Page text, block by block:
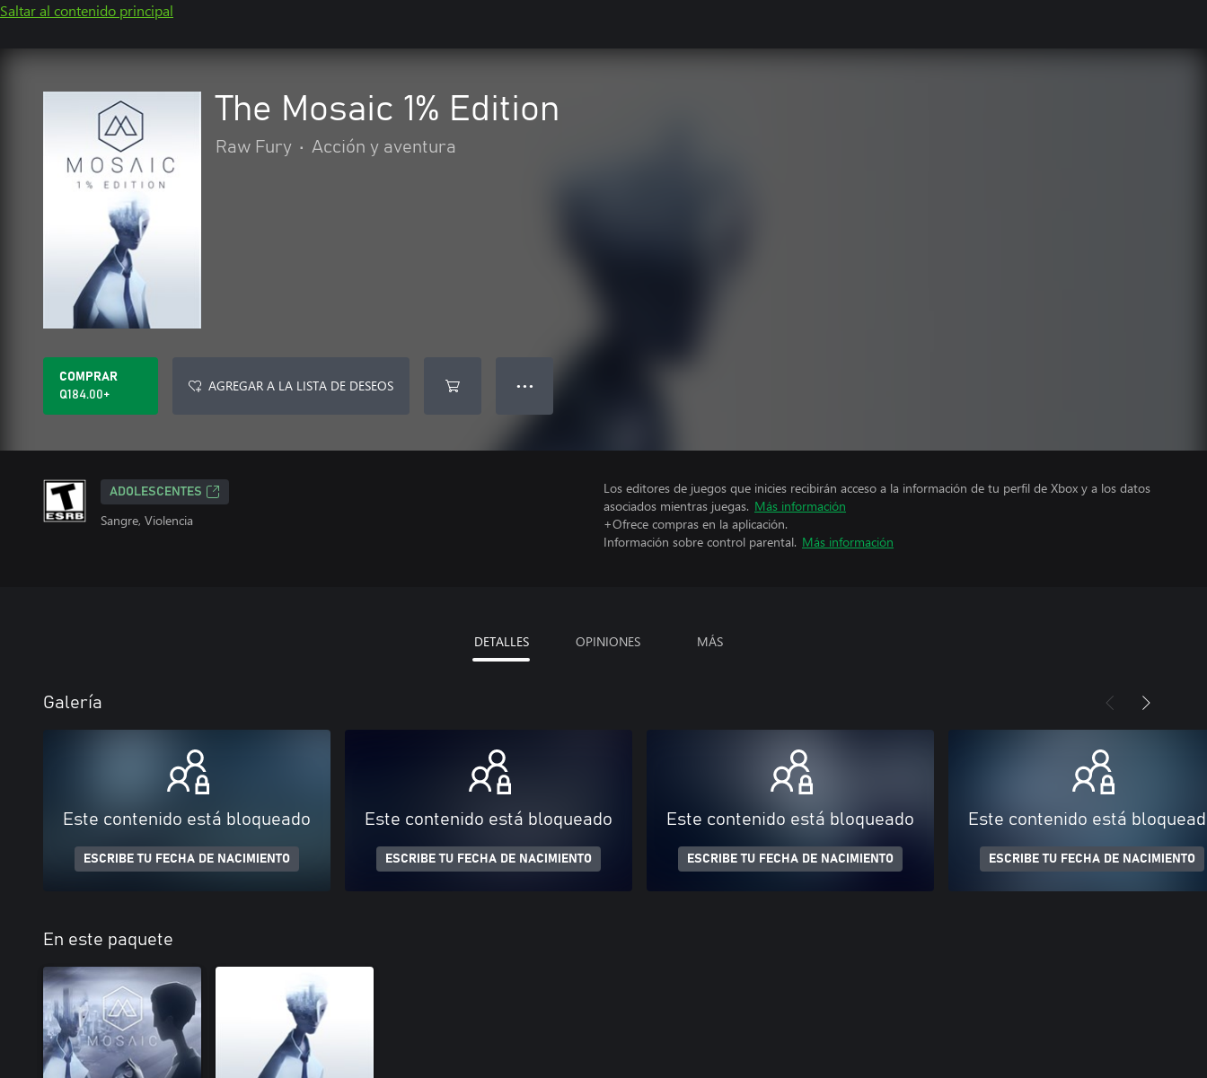
Saltar al contenido principal
The Mosaic 1% Edition
Raw Fury • Acción y aventura
COMPRAR
Q184.00+
AGREGAR A LA LISTA DE DESEOS ● ● ●
ADOLESCENTES
Sangre, Violencia
Los editores de juegos que inicies recibirán acceso a la información de tu perfil de Xbox y a los datos
asociados mientras juegas. Más información
+Ofrece compras en la aplicación.
Información sobre control parental. Más información
DETALLES OPINIONES MÁS
Galería
Este contenido está bloqueado
ESCRIBE TU FECHA DE NACIMIENTO
Este contenido está bloqueado
ESCRIBE TU FECHA DE NACIMIENTO
Este contenido está bloqueado
ESCRIBE TU FECHA DE NACIMIENTO
Este contenido está
ESCRIBE TU FECHA DE NACIMIENTO
En este paquete